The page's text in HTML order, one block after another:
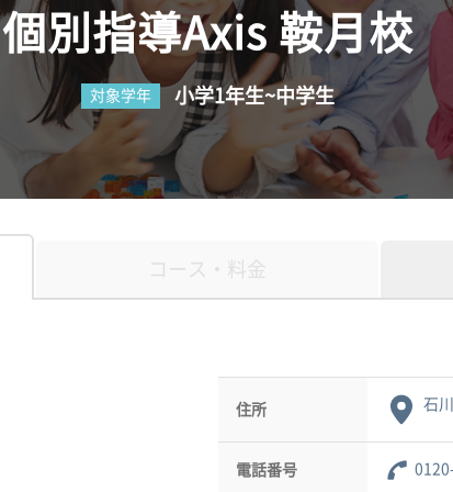
個別指導Axis 鞍月校
対象学年 小学1年生~中学生
コース・料金
住所 石
電話番号